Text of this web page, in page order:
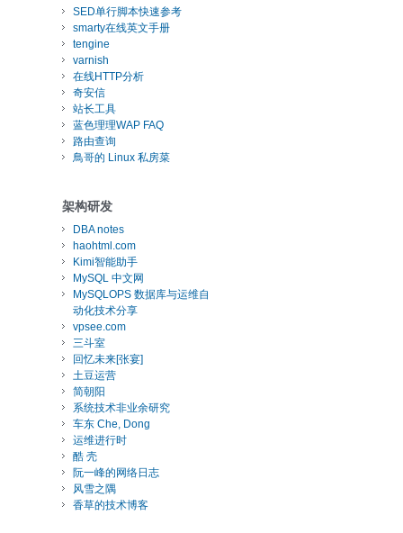
SED单行脚本快速参考
smarty在线英文手册
tengine
varnish
在线HTTP分析
奇安信
站长工具
蓝色理理WAP FAQ
路由查询
鳥哥的 Linux 私房菜
架构研发
DBA notes
haohtml.com
Kimi智能助手
MySQL 中文网
MySQLOPS 数据库与运维自
动化技术分享
vpsee.com
三斗室
回忆未来[张宴]
土豆运营
简朝阳
系统技术非业余研究
车东 Che, Dong
运维进行时
酷 壳
阮一峰的网络日志
风雪之隅
香草的技术博客